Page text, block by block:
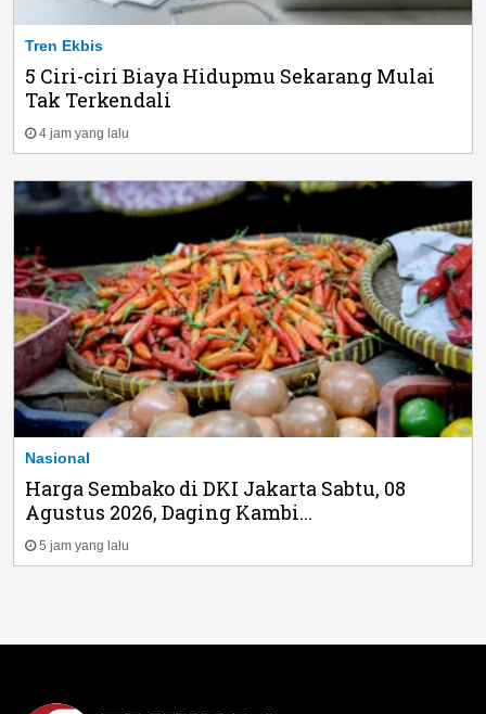
Tren Ekbis
5 Ciri-ciri Biaya Hidupmu Sekarang Mulai
Tak Terkendali
4 jam yang lalu
Nasional
Harga Sembako di DKI Jakarta Sabtu, 08
Agustus 2026, Daging Kambi...
5 jam yang lalu